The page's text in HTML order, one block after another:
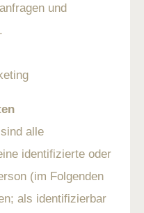
und
alle
identifizierte oder
(im Folgenden
als identifizierbar